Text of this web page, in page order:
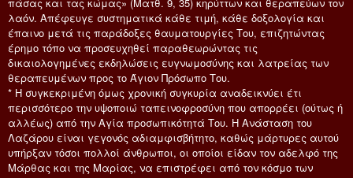
λαόν. Απέφευγε συστηματικά κάθε τιμή, κάθε δοξολογία και
έπαινο μετά τις παράδοξες θαυματουργίες Του, επιζητώντας
έρημο τόπο να προσευχηθεί παραθεωρώντας τις
δικαιολογημένες εκδηλώσεις ευγνωμοσύνης και λατρείας των
θεραπευμένων προς το Άγιον Πρόσωπο Του.
* Η συγκεκριμένη όμως χρονική συγκυρία αναδεικνύει έτι
περισσότερο την υψοποιώ ταπεινοφροσύνη που απορρέει (ούτως ή
αλλέως) από την Αγία προσωπικότητά Του. Η Ανάσταση του
Λαζάρου είναι γεγονός αδιαμφισβήτητο, καθώς μάρτυρες αυτού
υπήρξαν τόσοι πολλοί άνθρωποι, οι οποίοι είδαν τον αδελφό της
Μάρθας και της Μαρίας, να επιστρέφει από τον κόσμο των